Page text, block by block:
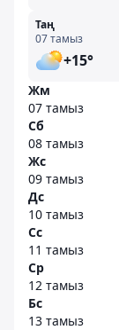
Таң
07 тамыз
+15°
Жм
07 тамыз
Сб
08 тамыз
Жс
09 тамыз
Дс
10 тамыз
Сс
11 тамыз
Ср
12 тамыз
Бс
13 тамыз